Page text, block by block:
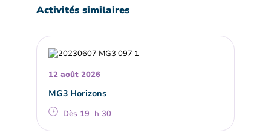
Activités similaires
12 août 2026
MG3 Horizons
Dès 19 h 30